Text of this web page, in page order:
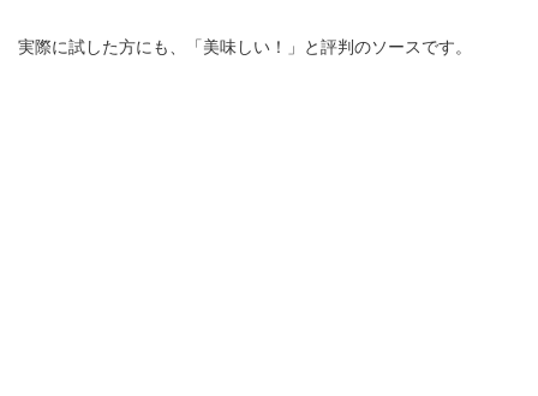
実際に試した方にも、「美味しい！」と評判のソースです。